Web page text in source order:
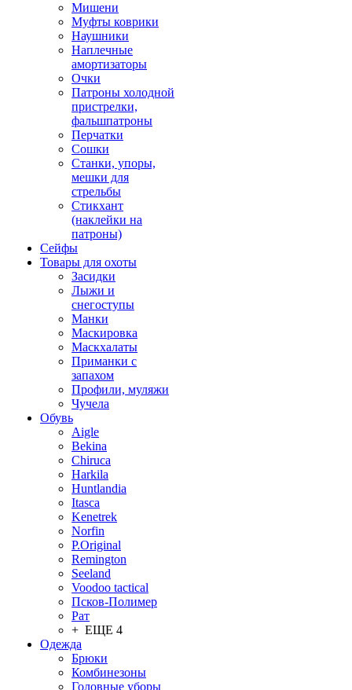
Мишени
Муфты коврики
Наушники
Наплечные
амортизаторы
Очки
Патроны холодной
пристрелки,
фальшпатроны
Перчатки
Сошки
Станки, упоры,
мешки для
стрельбы
Стикхант
(наклейки на
патроны)
Сейфы
Товары для охоты
Засидки
Лыжи и
снегоступы
Манки
Маскировка
Маскхалаты
Приманки с
запахом
Профили, муляжи
Чучела
Обувь
Aigle
Bekina
Chiruсa
Harkila
Huntlandia
Itasca
Kenetrek
Norfin
P.Original
Remington
Seeland
Voodoo tactical
Псков-Полимер
Рат
+ ЕЩЕ 4
Одежда
Брюки
Комбинезоны
Головные уборы